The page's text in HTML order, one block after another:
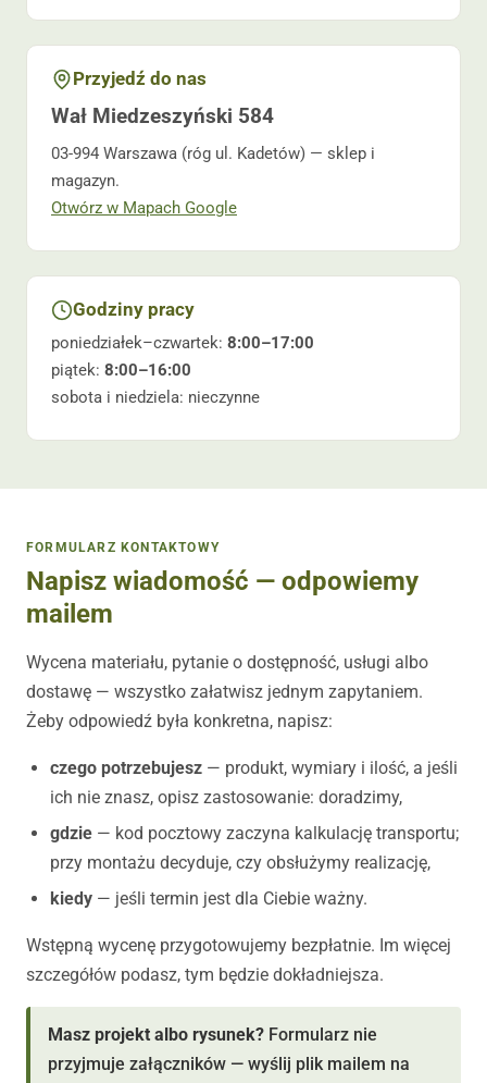
Przyjedź do nas
Wał Miedzeszyński 584
03-994 Warszawa (róg ul. Kadetów) — sklep i
magazyn.
Otwórz w Mapach Google
Godziny pracy
poniedziałek–czwartek: 8:00–17:00
piątek: 8:00–16:00
sobota i niedziela: nieczynne
FORMULARZ KONTAKTOWY
Napisz wiadomość — odpowiemy
mailem
Wycena materiału, pytanie o dostępność, usługi albo
dostawę — wszystko załatwisz jednym zapytaniem.
Żeby odpowiedź była konkretna, napisz:
czego potrzebujesz — produkt, wymiary i ilość, a jeśli
ich nie znasz, opisz zastosowanie: doradzimy,
gdzie — kod pocztowy zaczyna kalkulację transportu;
przy montażu decyduje, czy obsłużymy realizację,
kiedy — jeśli termin jest dla Ciebie ważny.
Wstępną wycenę przygotowujemy bezpłatnie. Im więcej
szczegółów podasz, tym będzie dokładniejsza.
Masz projekt albo rysunek? Formularz nie
przyjmuje załączników — wyślij plik mailem na